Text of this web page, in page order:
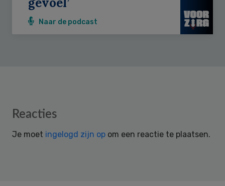
Naar de podcast
Reader
Reacties
Je moet ingelogd zijn op om een reactie te plaatsen.